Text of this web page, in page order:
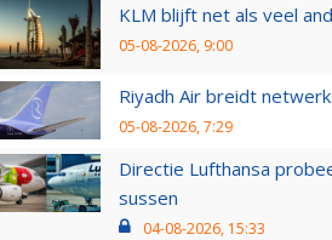
KLM blijft net als veel
05-08-2026, 9:00
Riyadh Air breidt
05-08-2026, 7:29
Directie Lufthansa
sussen
04-08-2026, 15:33